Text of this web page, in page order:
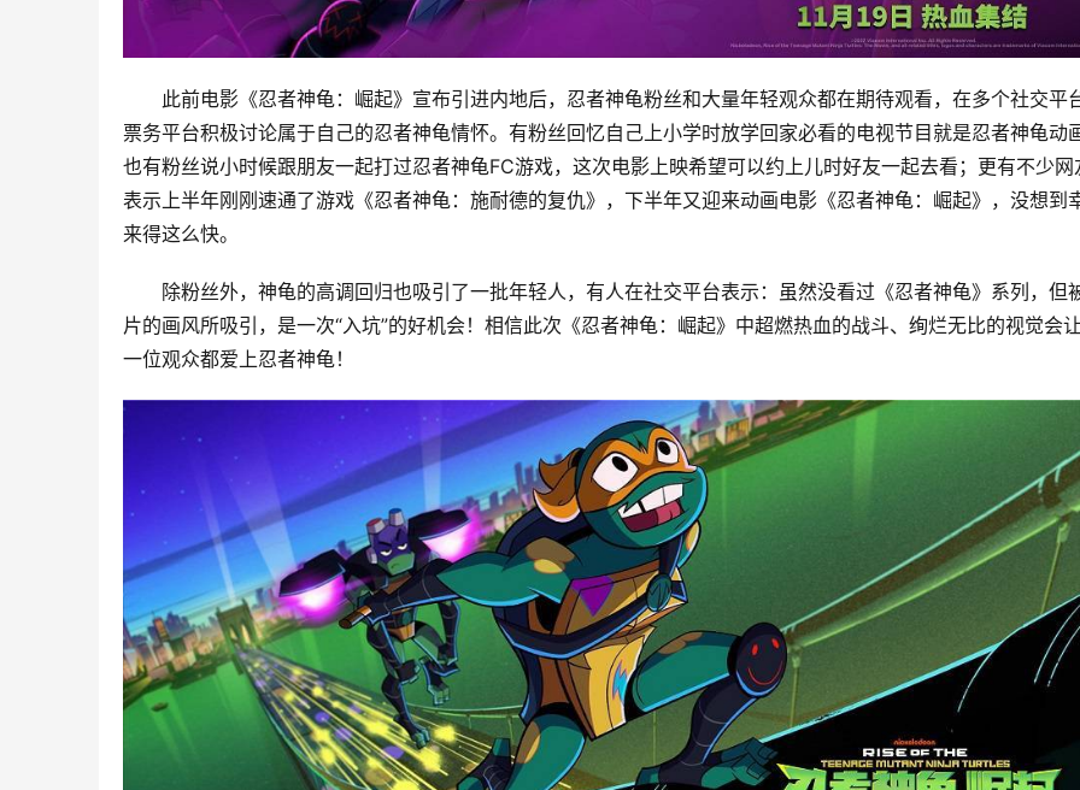
此前电影《忍者神龟：崛起》宣布引进内地后，忍者神龟粉丝和大量年轻观众都在期待观看，在多个社交平
票务平台积极讨论属于自己的忍者神龟情怀。有粉丝回忆自己上小学时放学回家必看的电视节目就是忍者神龟动
也有粉丝说小时候跟朋友一起打过忍者神龟FC游戏，这次电影上映希望可以约上儿时好友一起去看；更有不少网
表示上半年刚刚速通了游戏《忍者神龟：施耐德的复仇》，下半年又迎来动画电影《忍者神龟：崛起》，没想到
来得这么快。
除粉丝外，神龟的高调回归也吸引了一批年轻人，有人在社交平台表示：虽然没看过《忍者神龟》系列，但
片的画风所吸引，是一次“入坑”的好机会！相信此次《忍者神龟：崛起》中超燃热血的战斗、绚烂无比的视觉会
一位观众都爱上忍者神龟！